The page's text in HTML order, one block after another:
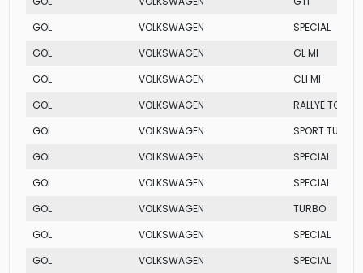
GOL
VOLKSWAGEN
SPECIAL
GOL
VOLKSWAGEN
GL MI
GOL
VOLKSWAGEN
CLI MI
GOL
VOLKSWAGEN
RALLYE TOTAL
GOL
VOLKSWAGEN
SPORT TURBO
GOL
VOLKSWAGEN
SPECIAL
GOL
VOLKSWAGEN
SPECIAL
GOL
VOLKSWAGEN
TURBO
GOL
VOLKSWAGEN
SPECIAL
GOL
VOLKSWAGEN
SPECIAL